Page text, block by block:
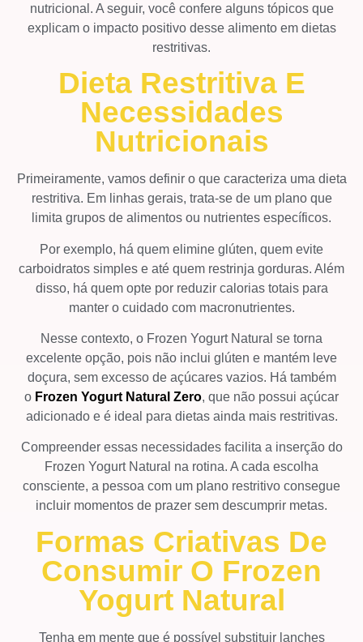
nutricional. A seguir, você confere alguns tópicos que
explicam o impacto positivo desse alimento em dietas
restritivas.
Dieta Restritiva E
Necessidades
Nutricionais
Primeiramente, vamos definir o que caracteriza uma dieta
restritiva. Em linhas gerais, trata-se de um plano que
limita grupos de alimentos ou nutrientes específicos.
Por exemplo, há quem elimine glúten, quem evite
carboidratos simples e até quem restrinja gorduras. Além
disso, há quem opte por reduzir calorias totais para
manter o cuidado com macronutrientes.
Nesse contexto, o Frozen Yogurt Natural se torna
excelente opção, pois não inclui glúten e mantém leve
doçura, sem excesso de açúcares vazios. Há também
o Frozen Yogurt Natural Zero, que não possui açúcar
adicionado e é ideal para dietas ainda mais restritivas.
Compreender essas necessidades facilita a inserção do
Frozen Yogurt Natural na rotina. A cada escolha
consciente, a pessoa com um plano restritivo consegue
incluir momentos de prazer sem descumprir metas.
Formas Criativas De
Consumir O Frozen
Yogurt Natural
Tenha em mente que é possível substituir lanches